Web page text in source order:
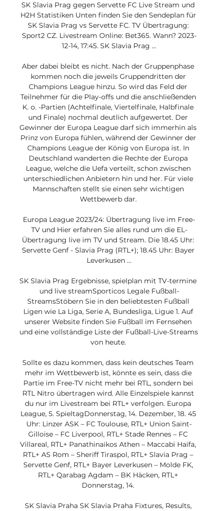
SK Slavia Prag gegen Servette FC Live Stream und
H2H Statistiken Unten finden Sie den Sendeplan für
SK Slavia Prag vs Servette FC. TV Übertragung:
Sport2 CZ. Livestream Online: Bet365. Wann? 2023-
12-14, 17:45. SK Slavia Prag ...
Aber dabei bleibt es nicht. Nach der Gruppenphase
kommen noch die jeweils Gruppendritten der
Champions League hinzu. So wird das Feld der
Teilnehmer für die Play-offs und die anschließenden
K. o. -Partien (Achtelfinale, Viertelfinale, Halbfinale
und Finale) nochmal deutlich aufgewertet. Der
Gewinner der Europa League darf sich immerhin als
Prinz von Europa fühlen, während der Gewinner der
Champions League der König von Europa ist. In
Deutschland wanderten die Rechte der Europa
League, welche die Uefa verteilt, schon zwischen
unterschiedlichen Anbietern hin und her. Für viele
Mannschaften stellt sie einen sehr wichtigen
Wettbewerb dar.
Europa League 2023/24: Übertragung live im Free-
TV und Hier erfahren Sie alles rund um die EL-
Übertragung live im TV und Stream. Die 18.45 Uhr:
Servette Genf - Slavia Prag (RTL+); 18.45 Uhr: Bayer
Leverkusen ...
SK Slavia Prag Ergebnisse, spielplan mit TV-termine
und live streamSporticos Legale Fußball-
StreamsStöbern Sie in den beliebtesten Fußball
Ligen wie La Liga, Serie A, Bundesliga, Ligue 1. Auf
unserer Website finden Sie Fußball im Fernsehen
und eine vollständige Liste der Fußball-Live-Streams
von heute.
Sollte es dazu kommen, dass kein deutsches Team
mehr im Wettbewerb ist, könnte es sein, dass die
Partie im Free-TV nicht mehr bei RTL, sondern bei
RTL Nitro übertragen wird. Alle Einzelspiele kannst
du nur im Livestream bei RTL+ verfolgen. Europa
League, 5. SpieltagDonnerstag, 14. Dezember, 18. 45
Uhr: Linzer ASK – FC Toulouse, RTL+ Union Saint-
Gilloise – FC Liverpool, RTL+ Stade Rennes – FC
Villareal, RTL+ Panathinaikos Athen – Maccabi Haifa,
RTL+ AS Rom – Sheriff Tiraspol, RTL+ Slavia Prag –
Servette Genf, RTL+ Bayer Leverkusen – Molde FK,
RTL+ Qarabag Agdam – BK Häcken, RTL+
Donnerstag, 14.
SK Slavia Praha SK Slavia Praha Fixtures, Results,